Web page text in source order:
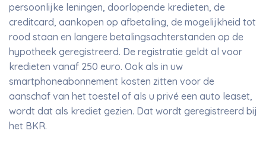
persoonlijke leningen, doorlopende kredieten, de
creditcard, aankopen op afbetaling, de mogelijkheid tot
rood staan en langere betalingsachterstanden op de
hypotheek geregistreerd. De registratie geldt al voor
kredieten vanaf 250 euro. Ook als in uw
smartphoneabonnement kosten zitten voor de
aanschaf van het toestel of als u privé een auto leaset,
wordt dat als krediet gezien. Dat wordt geregistreerd bij
het BKR.